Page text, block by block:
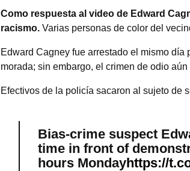
Como respuesta al video de Edward
racismo. Varias personas de color del
Edward Cagney fue arrestado el mismo
morada; sin embargo, el crimen de odio
Efectivos de la policía sacaron al sujeto de
Bias-crime suspect
time in front of
hours Mondayhttps://